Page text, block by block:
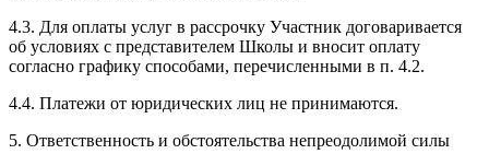
4.3. Для оплаты услуг в рассрочку Участник договаривается
об условиях с представителем Школы и вносит оплату
согласно графику способами, перечисленными в п. 4.2.
4.4. Платежи от юридических лиц не принимаются.
5. Ответственность и обстоятельства непреодолимой силы